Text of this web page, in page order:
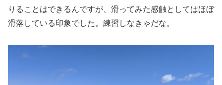
りることはできるんですが、滑ってみた感触としてはほぼ
滑落している印象でした。練習しなきゃだな。